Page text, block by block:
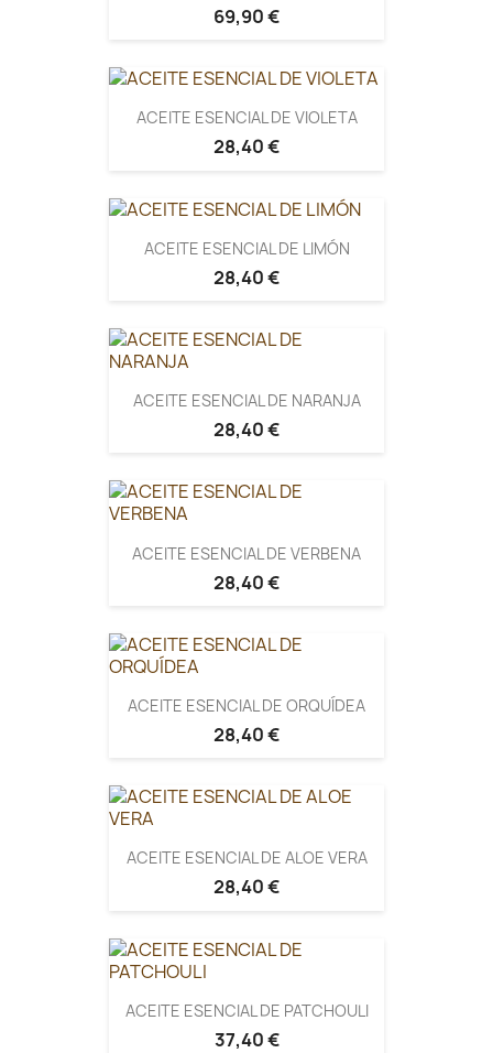
69,90 €
ACEITE ESENCIAL DE VIOLETA
28,40 €
ACEITE ESENCIAL DE LIMÓN
28,40 €
ACEITE ESENCIAL DE NARANJA
28,40 €
ACEITE ESENCIAL DE VERBENA
28,40 €
ACEITE ESENCIAL DE ORQUÍDEA
28,40 €
ACEITE ESENCIAL DE ALOE VERA
28,40 €
ACEITE ESENCIAL DE PATCHOULI
37,40 €